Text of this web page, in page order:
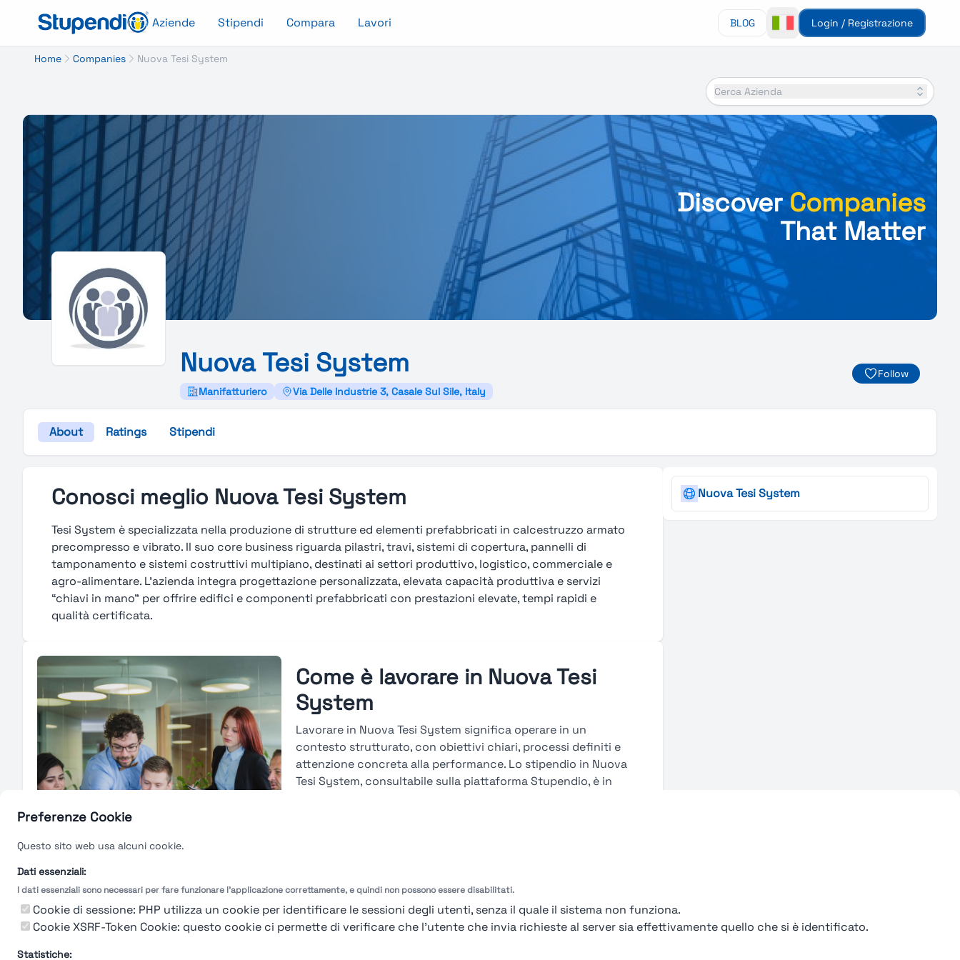
Preferenze Cookie
Questo sito web usa alcuni cookie.
Dati essenziali:
I dati essenziali sono necessari per fare funzionare l'applicazione correttamente, e quindi non possono essere disabilitati.
Cookie di sessione: PHP utilizza un cookie per identificare le sessioni degli utenti, senza il quale il sistema non funziona.
Cookie XSRF-Token Cookie: questo cookie ci permette di verificare che l'utente che invia richieste al server sia effettivamente quello che si è identificato.
Statistiche:
Aziende Stipendi Compara Lavori BLOG Login / Registrazione
Home Companies Nuova Tesi System
Cerca Azienda
DiscoverCompanies
That Matter
NuovaTesi System
Manifatturiero Via Delle Industrie 3, Casale Sul Sile, Italy
Follow
About Ratings Stipendi
Conosci meglio Nuova Tesi System
Tesi System è specializzata nella produzione di strutture ed elementi prefabbricati in calcestruzzo armato
precompresso e vibrato. Il suo core business riguarda pilastri, travi, sistemi di copertura, pannelli di
tamponamento e sistemi costruttivi multipiano, destinati ai settori produttivo, logistico, commerciale e
agro-alimentare. L’azienda integra progettazione personalizzata, elevata capacità produttiva e servizi
“chiavi in mano” per offrire edifici e componenti prefabbricati con prestazioni elevate, tempi rapidi e
qualità certificata.
Come è lavorare in Nuova Tesi
System
Lavorare in Nuova Tesi System significa operare in un
contesto strutturato, con obiettivi chiari, processi definiti e
attenzione concreta alla performance. Lo stipendio in Nuova
Tesi System, consultabile sulla piattaforma Stupendio, è in
Guarda le valutazioni →
Nuova Tesi System